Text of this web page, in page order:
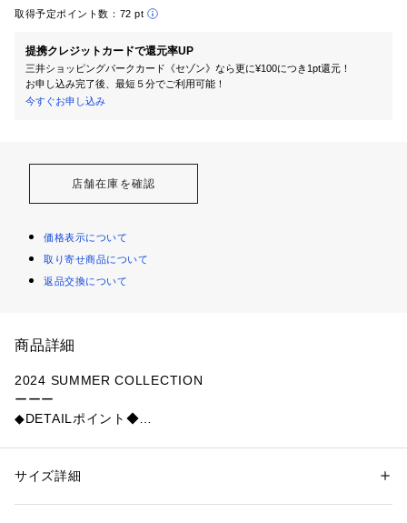
取得予定ポイント数： 72 pt
提携クレジットカードで還元率UP
三井ショッピングパークカード《セゾン》なら更に¥100につき1pt還元！
お申し込み完了後、最短５分でご利用可能！
今すぐお申し込み
店舗在庫を確認
価格表示について
取り寄せ商品について
返品交換について
商品詳細
2024 SUMMER COLLECTION
ーーー
◆DETAILポイント◆
女性らしいセンシュアルな雰囲気をプラス。カシュクールタイ
性別：レディース
サイズ詳細